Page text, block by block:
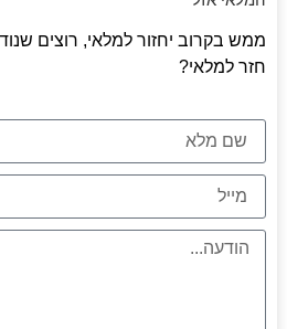
ממש בקרוב יחזור למלאי, רוצים
חזר למלאי?